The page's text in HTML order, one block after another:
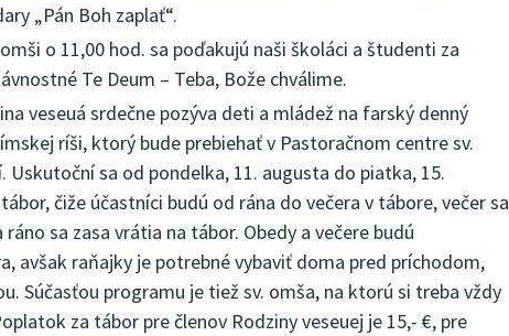
„Pán Boh zaplať“.
o 11,00 hod. sa poďakujú naši školáci a študenti za
Te Deum – Teba, Bože chválime.
veseuá srdečne pozýva deti a mládež na farský denný
ríši, ktorý bude prebiehať v Pastoračnom centre sv.
Uskutoční sa od pondelka, 11. augusta do piatka, 15.
čiže účastníci budú od rána do večera v tábore, večer sa
sa zasa vrátia na tábor. Obedy a večere budú
avšak raňajky je potrebné vybaviť doma pred príchodom,
Súčasťou programu je tiež sv. omša, na ktorú si treba vždy
za tábor pre členov Rodziny veseuej je 15,- €, pre